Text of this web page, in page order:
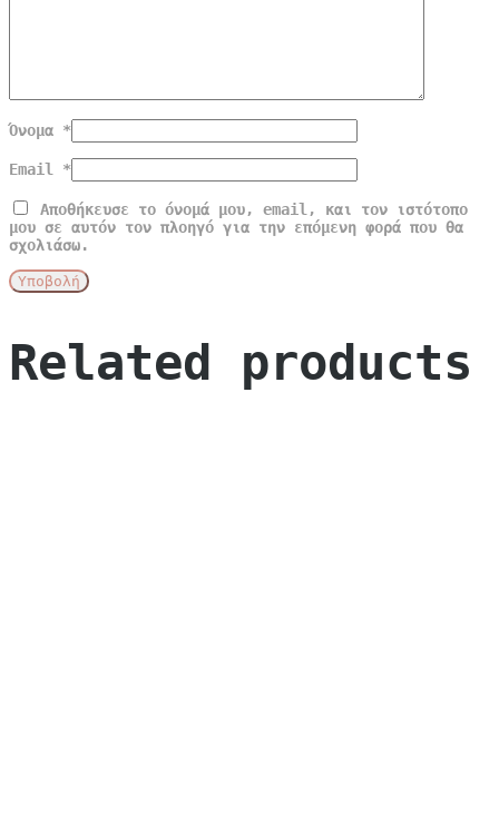
Όνομα *
Email *
Αποθήκευσε το όνομά μου, email, και τον ιστότοπο
μου σε αυτόν τον πλοηγό για την επόμενη φορά που θα
σχολιάσω.
Related products